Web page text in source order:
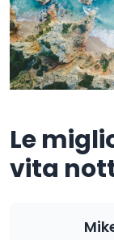
Le
vita